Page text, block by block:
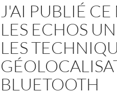
J'AI PUBLIÉ
LES ECHOS
LES
BLUETOOTH